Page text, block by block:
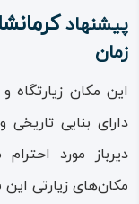
بعد از دست‌ زدن
آبی گوارا را
پیش‌نمازی
شکر را به آن حضرت
از آن روز و
کاروان زائر، چاه و
پیشنهاد
زمان
این مکان
دارای بنایی
دیرباز مورد
مکان‌های زیارتی